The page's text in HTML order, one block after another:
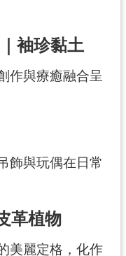
袖珍黏土
作與療癒融合呈
飾與玩偶在日常
革植物
美麗定格，化作